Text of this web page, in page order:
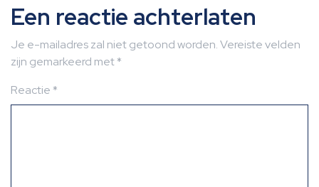
Een reactie achterlaten
Je e-mailadres zal niet getoond worden.Vereiste velden
zijn gemarkeerd met*
Reactie*